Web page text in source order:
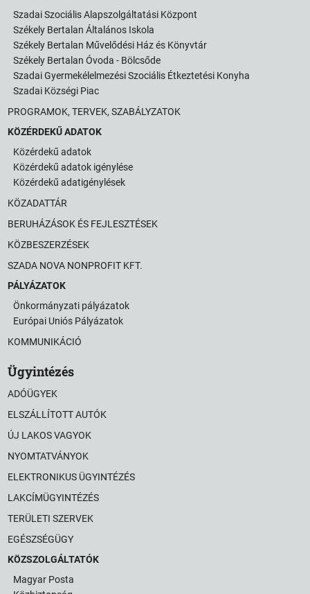
Szadai Szociális Alapszolgáltatási Központ
Székely Bertalan Általános Iskola
Székely Bertalan Művelődési Ház és Könyvtár
Székely Bertalan Óvoda - Bölcsőde
Szadai Gyermekélelmezési Szociális Étkeztetési Konyha
Szadai Községi Piac
PROGRAMOK, TERVEK, SZABÁLYZATOK
KÖZÉRDEKŰ ADATOK
Közérdekű adatok
Közérdekű adatok igénylése
Közérdekű adatigénylések
KÖZADATTÁR
BERUHÁZÁSOK ÉS FEJLESZTÉSEK
KÖZBESZERZÉSEK
SZADA NOVA NONPROFIT KFT.
PÁLYÁZATOK
Önkormányzati pályázatok
Európai Uniós Pályázatok
KOMMUNIKÁCIÓ
Ügyintézés
ADÓÜGYEK
ELSZÁLLÍTOTT AUTÓK
ÚJ LAKOS VAGYOK
NYOMTATVÁNYOK
ELEKTRONIKUS ÜGYINTÉZÉS
LAKCÍMÜGYINTÉZÉS
TERÜLETI SZERVEK
EGÉSZSÉGÜGY
KÖZSZOLGÁLTATÓK
Magyar Posta